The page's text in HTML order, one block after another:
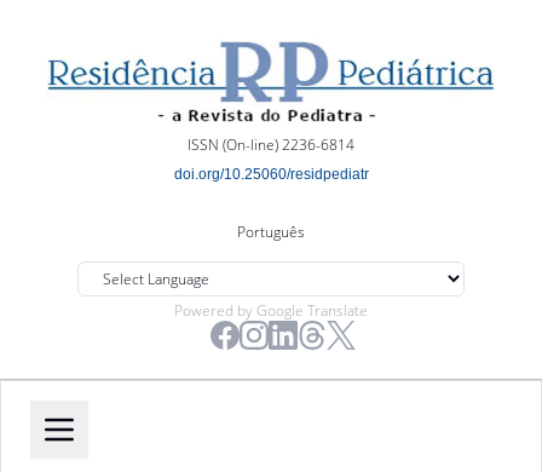
ISSN (On-line) 2236-6814
doi.org/10.25060/residpediatr
Português
Powered by Google Translate